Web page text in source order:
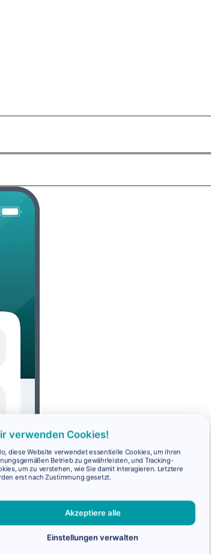
verwenden Cookies!
diese Website verwendet essentielle Cookies, um ihren
Betrieb zu gewährleisten, und Tracking-
um zu verstehen, wie Sie damit interagieren. Letztere
erst nach Zustimmung gesetzt.
Akzeptiere alle
Einstellungen verwalten